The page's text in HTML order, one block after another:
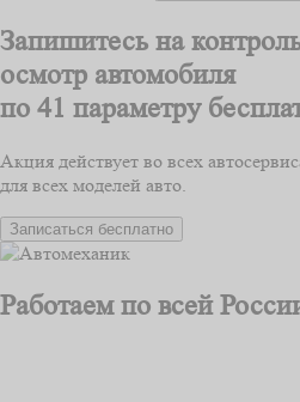
Запишитесь на
осмотр автомобиля
по 41 параметру
Акция действует во всех
для всех моделей авто.
Записаться бесплатно
Работаем по всей